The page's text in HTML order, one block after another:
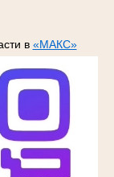
в «МАКС»